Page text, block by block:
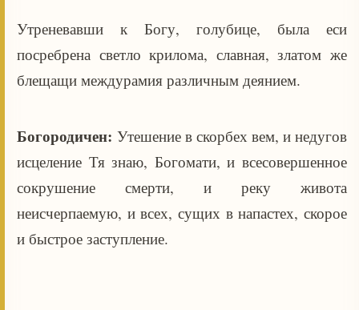
Утреневавши к Богу, голубице, была еси
посребрена светло крилома, славная, златом же
блещащи междурамия различным деянием.
Богородичен: Утешение в скорбех вем, и недугов
исцеление Тя знаю, Богомати, и всесовершенное
сокрушение смерти, и реку живота
неисчерпаемую, и всех, сущих в напастех, скорое
и быстрое заступление.